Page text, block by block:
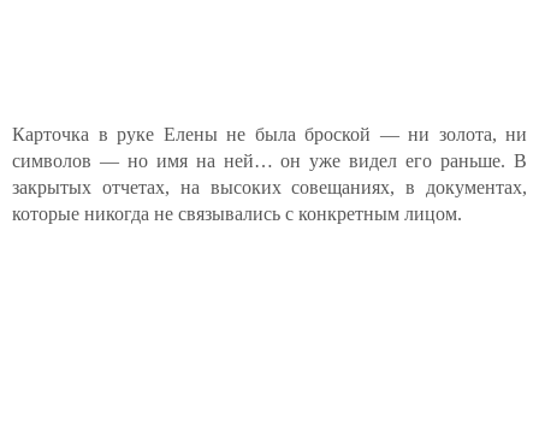
Карточка в руке Елены не была броской — ни золота, ни
символов — но имя на ней… он уже видел его раньше. В
закрытых отчетах, на высоких совещаниях, в документах,
которые никогда не связывались с конкретным лицом.